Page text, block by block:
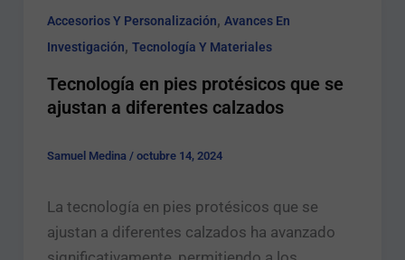
Accesorios Y Personalización, Avances En
Investigación, Tecnología Y Materiales
Tecnología en pies protésicos que se
ajustan a diferentes calzados
Samuel Medina / octubre 14, 2024
La tecnología en pies protésicos que se
ajustan a diferentes calzados ha avanzado